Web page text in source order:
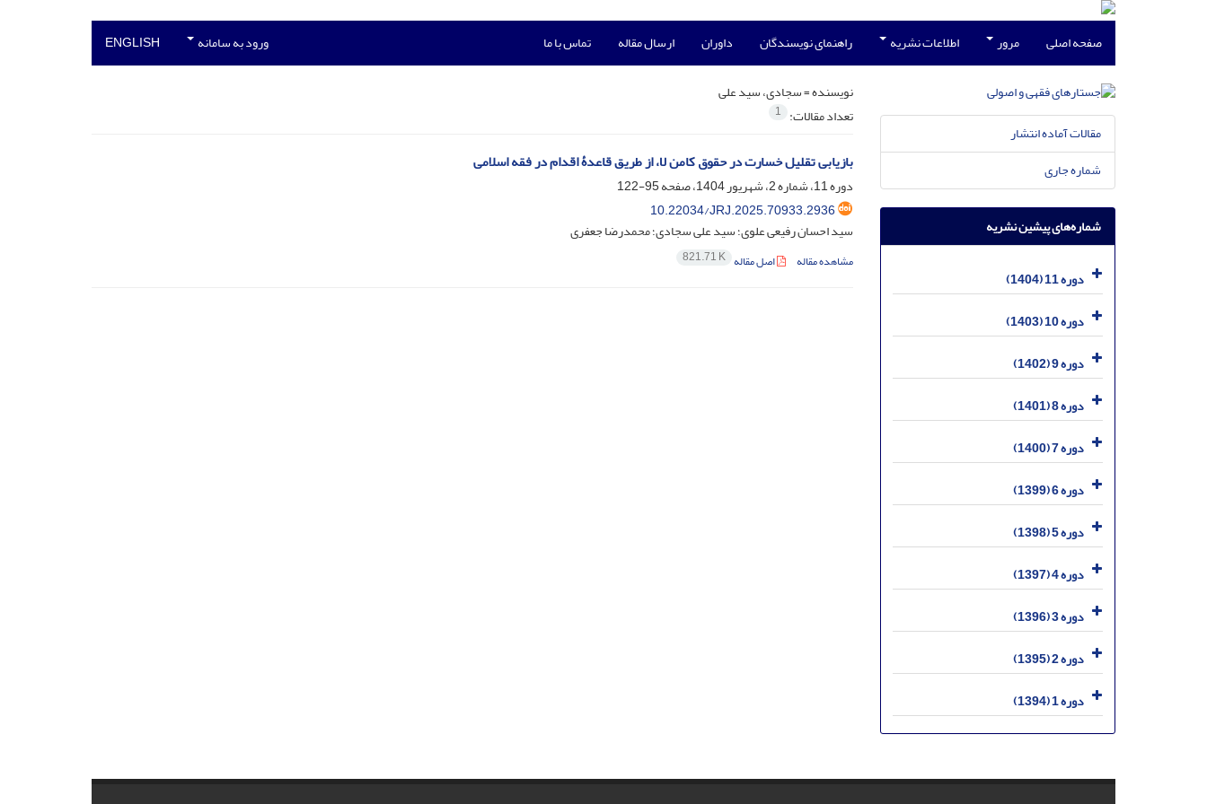
صفحه اصلی مرور اطلاعات نشریه راهنمای نویسندگان داوران ارسال مقاله تماس با ما ورود به سامانه ENGLISH
نویسنده =سجادی، سید علی
تعداد مقالات: 1
بازیابی تقلیل خسارت در حقوق کامن لا، از طریق قاعدۀ اقدام در فقه اسلامی
دوره 11، شماره 2، شهریور 1404، صفحه
95-122
10.22034/JRJ.2025.70933.2936
سید احسان رفیعی علوی؛ سید علی سجادی؛ محمدرضا جعفری
مشاهده مقاله اصل مقاله 821.71 K
مقالات آماده انتشار
شماره جاری
شماره‌های پیشین نشریه
دوره 11 (1404)
دوره 10 (1403)
دوره 9 (1402)
دوره 8 (1401)
دوره 7 (1400)
دوره 6 (1399)
دوره 5 (1398)
دوره 4 (1397)
دوره 3 (1396)
دوره 2 (1395)
دوره 1 (1394)